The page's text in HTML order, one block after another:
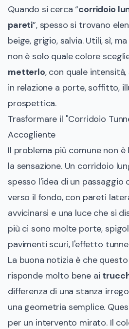
Quando si cerca “corridoio
pareti”, spesso si trovano
beige, grigio, salvia. Utili, sì,
non è solo quale colore
metterlo, con quale
in relazione a porte, soffitto,
prospettica.
Trasformare il "Corridoio
Accogliente
Il problema più comune non è
la sensazione. Un corridoio
spesso l'idea di un passaggio
verso il fondo, con pareti
avvicinarsi e una luce che si
più ci sono molte porte,
pavimenti scuri, l'effetto
La buona notizia è che
risponde molto bene ai
differenza di una stanza
una geometria semplice.
per un intervento mirato. Il